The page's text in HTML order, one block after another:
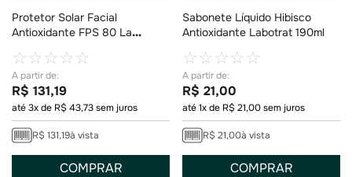
Protetor Solar Facial
Antioxidante FPS 80 La
Airlicium+ Cor 2.0 40g
☆☆☆☆☆
R$ 131,19
até3x de R$43,73sem juros
R$ 131,19à vista
COMPRAR
Sabonete Líquido Hibisco
Antioxidante Labotrat 190ml
☆☆☆☆☆
R$ 21,00
até1x de R$21,00sem juros
R$ 21,00à vista
COMPRAR